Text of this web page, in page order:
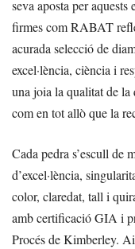
seva aposta per
firmes com RABAT
acurada selecció de
excel·lència, ciència i
una joia la qualitat de la
com en tot allò que la
Cada pedra s’escull de
d’excel·lència,
color, claredat, tall i
amb certificació GIA i
Procés de Kimberley.